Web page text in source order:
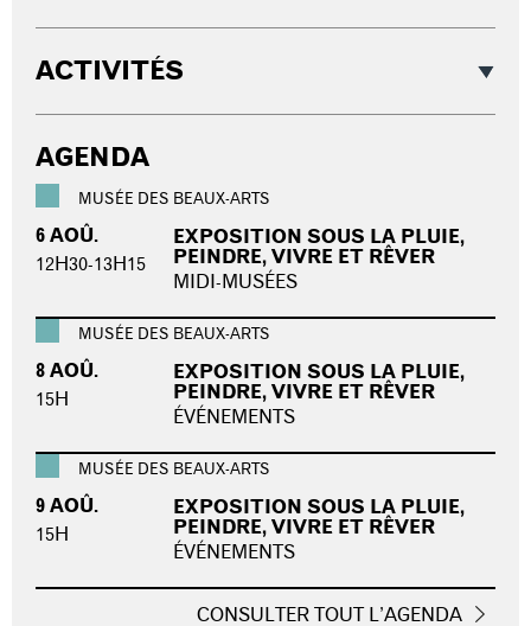
ACTIVITÉS
AGENDA
MUSÉE DES BEAUX-ARTS
6 AOÛ.
12H30-13H15
EXPOSITION SOUS LA PLUIE,
PEINDRE, VIVRE ET RÊVER
MIDI-MUSÉES
MUSÉE DES BEAUX-ARTS
8 AOÛ.
15H
EXPOSITION SOUS LA PLUIE,
PEINDRE, VIVRE ET RÊVER
ÉVÉNEMENTS
MUSÉE DES BEAUX-ARTS
9 AOÛ.
15H
EXPOSITION SOUS LA PLUIE,
PEINDRE, VIVRE ET RÊVER
ÉVÉNEMENTS
CONSULTER TOUT L’AGENDA